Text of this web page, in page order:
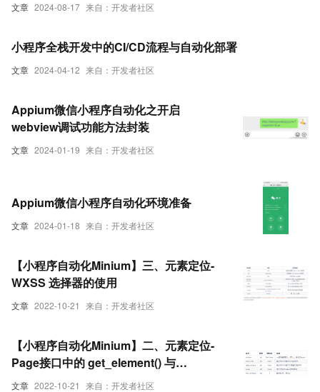
文章 2024-08-17 来自：开发者社区
文章 2024-04-12 来自：开发者社区
小程序全栈开发中的CI/CD流程与自动化部署
文章 2024-01-19 来自：开发者社区
Appium微信小程序自动化之开启
webview调试功能方法封装
文章 2024-01-18 来自：开发者社区
Appium微信小程序自动化环境准备
文章 2022-10-21 来自：开发者社区
【小程序自动化Minium】三、元素定位-
WXSS 选择器的使用
文章 2022-10-21 来自：开发者社区
【小程序自动化Minium】二、元素定位-
Page接口中的 get_element() 与
get_elements()